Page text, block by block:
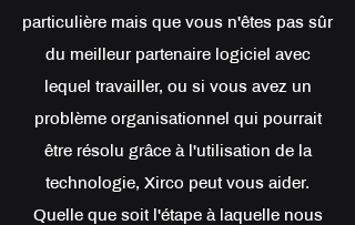
particulière mais que vous n'êtes pas sûr
du meilleur partenaire logiciel avec
lequel travailler, ou si vous avez un
problème organisationnel qui pourrait
être résolu grâce à l'utilisation de la
technologie, Xirco peut vous aider.
Quelle que soit l'étape à laquelle nous